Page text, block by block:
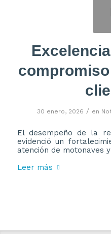
30 enero, 2026 / en
El desempeño de la
evidenció un
atención de motonaves
Leer más